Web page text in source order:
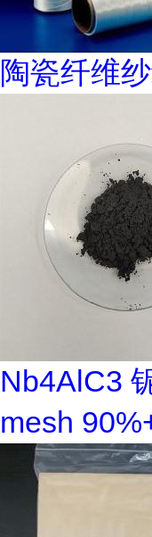
陶瓷纤维
Nb4AlC3
mesh